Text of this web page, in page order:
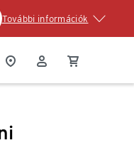
További információk